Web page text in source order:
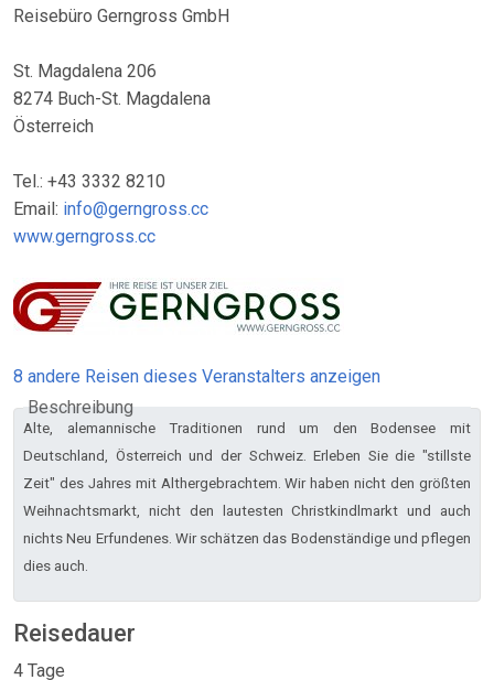
Reisebüro Gerngross GmbH
St. Magdalena 206
8274 Buch-St. Magdalena
Österreich
Tel.: +43 3332 8210
Email: info@gerngross.cc
www.gerngross.cc
8 andere Reisen dieses Veranstalters anzeigen
Beschreibung
Alte, alemannische Traditionen rund um den Bodensee mit
Deutschland, Österreich und der Schweiz. Erleben Sie die "stillste
Zeit" des Jahres mit Althergebrachtem. Wir haben nicht den größten
Weihnachtsmarkt, nicht den lautesten Christkindlmarkt und auch
nichts Neu Erfundenes. Wir schätzen das Bodenständige und pflegen
dies auch.
Reisedauer
4 Tage